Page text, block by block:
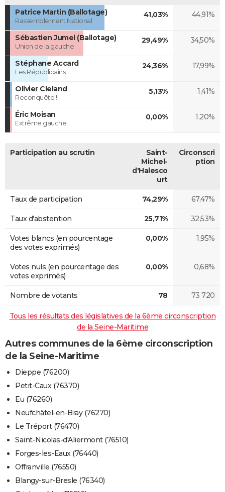
Patrice Martin (Ballotage)
Rassemblement National
41,03% 44,91%
Sébastien Jumel (Ballotage)
Union de la gauche
29,49% 34,50%
Stéphane Accard
Les Républicains
24,36% 17,99%
Olivier Cleland
Reconquête !
5,13% 1,41%
Éric Moisan
Extrême gauche
0,00% 1,20%
Participation au scrutin
Saint-
Michel-
d'Halesco
urt
Circonscri
ption
Taux de participation 74,29% 67,47%
Taux d'abstention 25,71% 32,53%
Votes blancs (en pourcentage
des votes exprimés)
0,00% 1,95%
Votes nuls (en pourcentage des
votes exprimés)
0,00% 0,68%
Nombre de votants 78 73 720
Tous les résultats des législatives de la 6ème circonscription
de la Seine-Maritime
Autres communes de la 6ème circonscription
de la Seine-Maritime
Dieppe (76200)
Petit-Caux (76370)
Eu (76260)
Neufchâtel-en-Bray (76270)
Le Tréport (76470)
Saint-Nicolas-d'Aliermont (76510)
Forges-les-Eaux (76440)
Offranville (76550)
Blangy-sur-Bresle (76340)